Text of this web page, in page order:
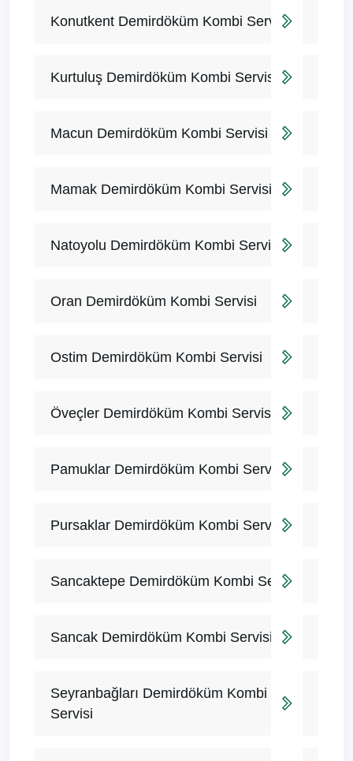
Konutkent Demirdöküm Kombi Servisi
Kurtuluş Demirdöküm Kombi Servisi
Macun Demirdöküm Kombi Servisi
Mamak Demirdöküm Kombi Servisi
Natoyolu Demirdöküm Kombi Servisi
Oran Demirdöküm Kombi Servisi
Ostim Demirdöküm Kombi Servisi
Öveçler Demirdöküm Kombi Servisi
Pamuklar Demirdöküm Kombi Servisi
Pursaklar Demirdöküm Kombi Servisi
Sancaktepe Demirdöküm Kombi Servisi
Sancak Demirdöküm Kombi Servisi
Seyranbağları Demirdöküm Kombi
Servisi